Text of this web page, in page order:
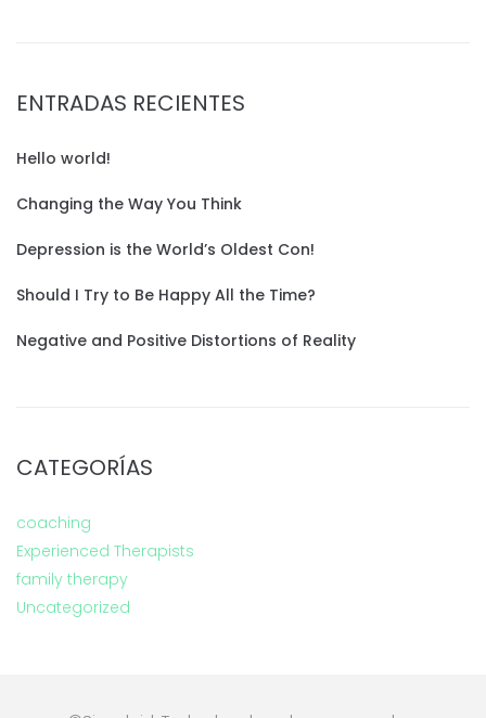
ENTRADAS RECIENTES
Hello world!
Changing the Way You Think
Depression is the World’s Oldest Con!
Should I Try to Be Happy All the Time?
Negative and Positive Distortions of Reality
CATEGORÍAS
coaching
Experienced Therapists
family therapy
Uncategorized